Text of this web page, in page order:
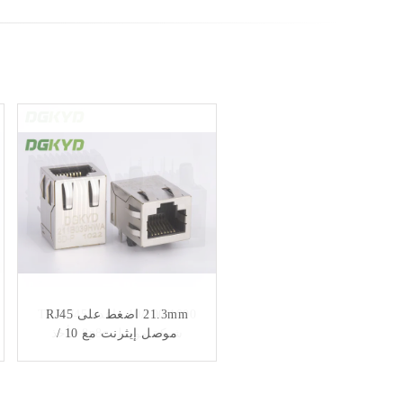
10/100/1000 قاعدة TX-RJ45
شبكة موصل 8p8c مأخذ
21.3mm اضغط على RJ45
موصل إيثرنت مع 10 /